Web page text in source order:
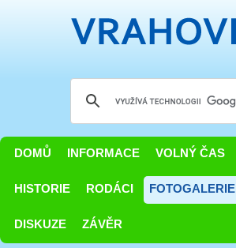
DOMŮ INFORMACE VOLNÝ ČAS
HISTORIE RODÁCI FOTOGALERIE
DISKUZE ZÁVĚR